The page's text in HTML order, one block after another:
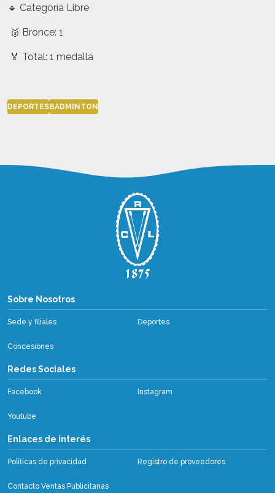
🔹 Categoría Libre
🥉 Bronce: 1
🏅 Total: 1 medalla
DEPORTESBADMINTON
Sobre Nosotros
Sobre Nosotros
Sede y filiales Deportes
Concesiones
Redes Sociales
Facebook Instagram
Youtube
Enlaces de interés
Políticas de privacidad Registro de proveedores
Contacto Ventas Publicitarias